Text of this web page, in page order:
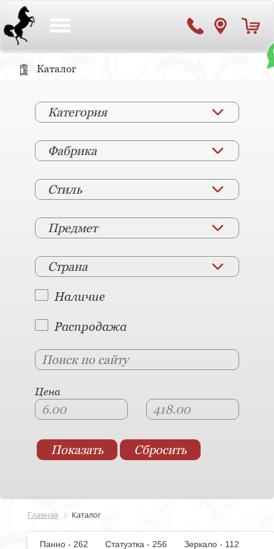
Каталог
Категория
Фабрика
Стиль
Предмет
Страна
Наличие
Распродажа
Цена
Главная Каталог
Панно - 262 Статуэтка - 256
Зеркало - 112